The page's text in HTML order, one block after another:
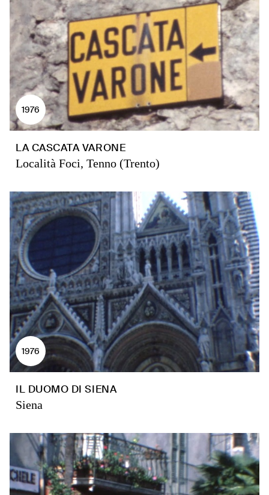
1976
LA CASCATA VARONE
Località Foci, Tenno (Trento)
1976
IL DUOMO DI SIENA
Siena